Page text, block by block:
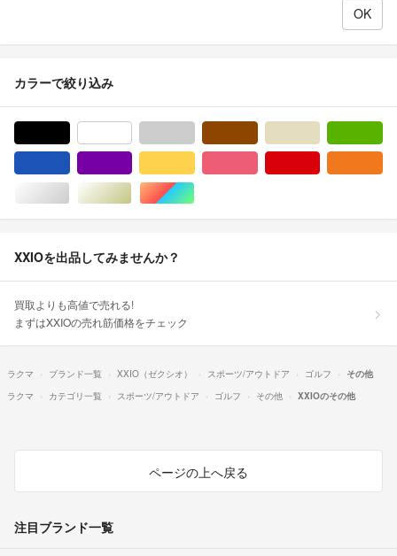
カラーで絞り込み
シルバー/銀色系ゴールド/金色系マルチカラー
XXIOを出品してみませんか？
買取よりも高値で売れる!
まずはXXIOの売れ筋価格をチェック
ラクマ ブランド一覧 XXIO（ゼクシオ） スポーツ/アウトドア ゴルフ
その他
ラクマ
カテゴリ一覧 スポーツ/アウトドア ゴルフ その他 XXIOのその他
ページの上へ戻る
注目ブランド一覧